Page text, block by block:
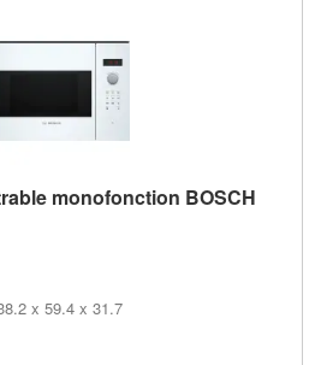
monofonction BOSCH
x 59.4 x 31.7